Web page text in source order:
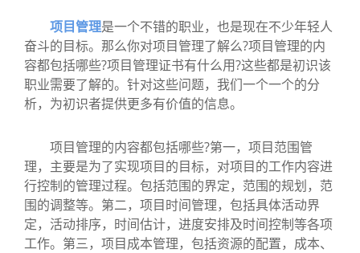
项目管理是一个不错的职业，也是现在不少年轻人
奋斗的目标。那么你对项目管理了解么?项目管理的内
容都包括哪些?项目管理证书有什么用?这些都是初识该
职业需要了解的。针对这些问题，我们一个一个的分
析，为初识者提供更多有价值的信息。
项目管理的内容都包括哪些?第一，项目范围管
理，主要是为了实现项目的目标，对项目的工作内容进
行控制的管理过程。包括范围的界定，范围的规划，范
围的调整等。第二，项目时间管理，包括具体活动界
定，活动排序，时间估计，进度安排及时间控制等各项
工作。第三，项目成本管理，包括资源的配置，成本、